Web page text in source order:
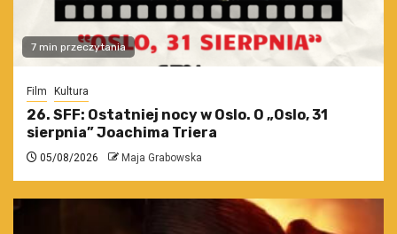
7 min przeczytania
Film Kultura
26. SFF: Ostatniej nocy w Oslo. O „Oslo, 31
sierpnia” Joachima Triera
05/08/2026 Maja Grabowska